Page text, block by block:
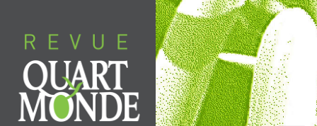
contenu